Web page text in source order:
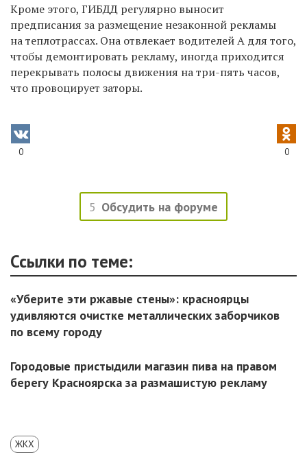
Кроме этого, ГИБДД регулярно выносит
предписания за размещение незаконной рекламы
на теплотрассах. Она отвлекает водителей А для того,
чтобы демонтировать рекламу, иногда приходится
перекрывать полосы движения на три-пять часов,
что провоцирует заторы.
0 0
5 Обсудить на форуме
Ссылки по теме:
«Уберите эти ржавые стены»: красноярцы
удивляются очистке металлических заборчиков
по всему городу
Городовые пристыдили магазин пива на правом
берегу Красноярска за размашистую рекламу
ЖКХ